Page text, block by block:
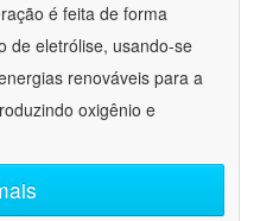
é feita de forma
de eletrólise, usando-se
renováveis para a
oxigênio e